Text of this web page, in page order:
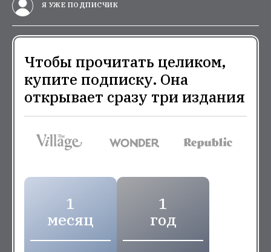
Я УЖЕ ПОДПИСЧИК
Чтобы прочитать целиком,
купите подписку. Она
открывает сразу три издания
1
месяц
1
год